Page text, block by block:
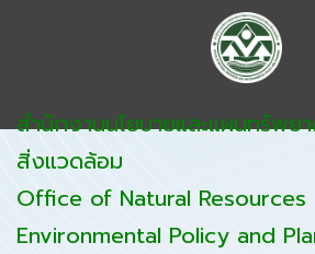
สำนักงานนโยบายและแผนทรัพย
สิ่งแวดล้อม
Office of Natural Resources
Environmental Policy and